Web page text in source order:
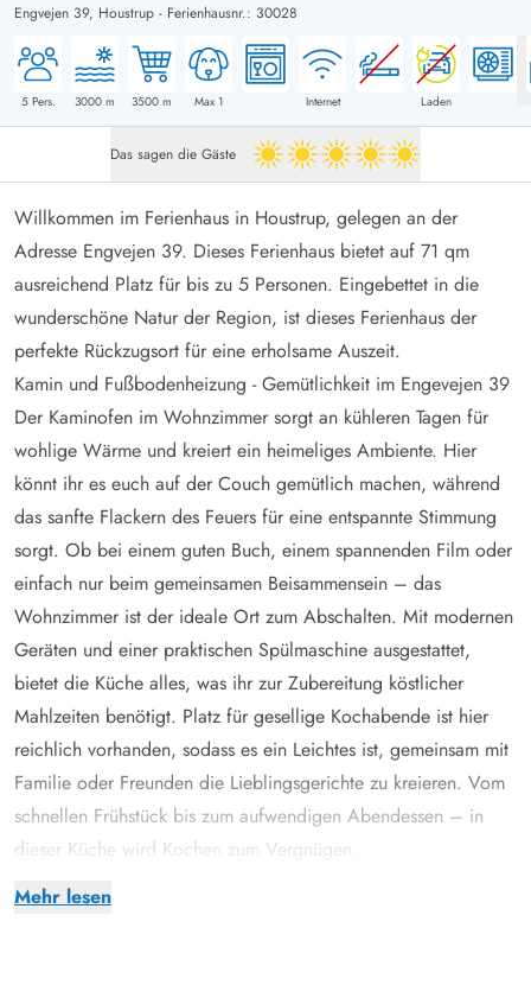
Engvejen 39, Houstrup - Ferienhausnr.: 30028
5Pers. 3000 m 3500 m Max 1 Internet Laden
Das sagen die Gäste 5 von 5
Mehr lesen
Willkommen im Ferienhaus in Houstrup, gelegen an der
Adresse Engvejen 39. Dieses Ferienhaus bietet auf 71 qm
ausreichend Platz für bis zu 5 Personen. Eingebettet in die
wunderschöne Natur der Region, ist dieses Ferienhaus der
perfekte Rückzugsort für eine erholsame Auszeit.
Kamin und Fußbodenheizung - Gemütlichkeit im Engevejen 39
Der Kaminofen im Wohnzimmer sorgt an kühleren Tagen für
wohlige Wärme und kreiert ein heimeliges Ambiente. Hier
könnt ihr es euch auf der Couch gemütlich machen, während
das sanfte Flackern des Feuers für eine entspannte Stimmung
sorgt. Ob bei einem guten Buch, einem spannenden Film oder
einfach nur beim gemeinsamen Beisammensein – das
Wohnzimmer ist der ideale Ort zum Abschalten. Mit modernen
Geräten und einer praktischen Spülmaschine ausgestattet,
bietet die Küche alles, was ihr zur Zubereitung köstlicher
Mahlzeiten benötigt. Platz für gesellige Kochabende ist hier
reichlich vorhanden, sodass es ein Leichtes ist, gemeinsam mit
Familie oder Freunden die Lieblingsgerichte zu kreieren. Vom
schnellen Frühstück bis zum aufwendigen Abendessen – in
dieser Küche wird Kochen zum Vergnügen.
Die 3 Schlafzimmer des Ferienhauses im Engvejen 39 sorgen